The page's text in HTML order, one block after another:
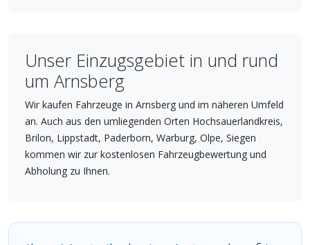
Unser Einzugsgebiet in und rund
um Arnsberg
Wir kaufen Fahrzeuge in Arnsberg und im näheren Umfeld
an. Auch aus den umliegenden Orten Hochsauerlandkreis,
Brilon, Lippstadt, Paderborn, Warburg, Olpe, Siegen
kommen wir zur kostenlosen Fahrzeugbewertung und
Abholung zu Ihnen.